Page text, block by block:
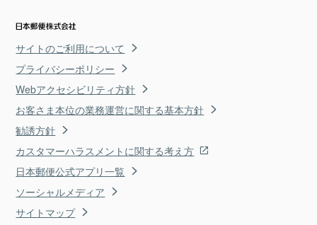
サイトのご利用について
プライバシーポリシー
Webアクセシビリティ方針
お客さま本位の業務運営に関する基本方針
勧誘方針
カスタマーハラスメントに関する考え方
日本郵便公式アプリ一覧
ソーシャルメディア
サイトマップ